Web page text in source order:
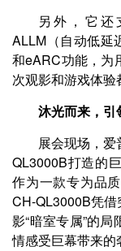
另外，它还
ALLM（自动低延
和eARC功能，为
次观影和游戏体验
沐光而来，引
展会现场，
QL3000B打造的
作为一款专为品
CH-QL3000B凭
影“暗室专属”的
情感受巨幕带来的